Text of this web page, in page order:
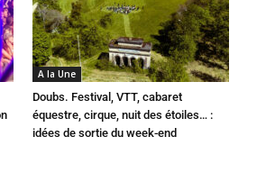
A la Une
Doubs. Festival, VTT, cabaret
équestre, cirque, nuit des étoiles… :
idées de sortie du week-end